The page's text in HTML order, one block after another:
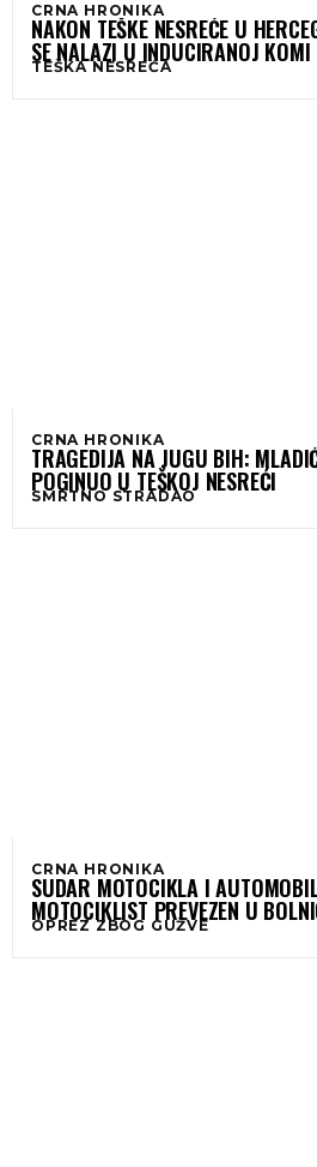
CRNA HRONIKA
NAKON TEŠKE NESREĆE U
SE NALAZI U INDUCIRANOJ KOMI
TEŠKA NESREĆA
CRNA HRONIKA
TRAGEDIJA NA JUGU BIH:
POGINUO U TEŠKOJ NESREĆI
SMRTNO STRADAO
CRNA HRONIKA
SUDAR MOTOCIKLA I
MOTOCIKLIST PREVEZEN U
OPREZ ZBOG GUŽVE